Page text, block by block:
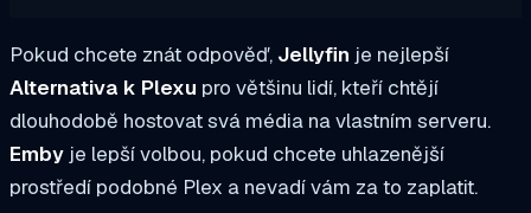
Pokud chcete znát odpověď, Jellyfin je nejlepší
Alternativa k Plexu pro většinu lidí, kteří chtějí
dlouhodobě hostovat svá média na vlastním serveru.
Emby je lepší volbou, pokud chcete uhlazenější
prostředí podobné Plex a nevadí vám za to zaplatit.